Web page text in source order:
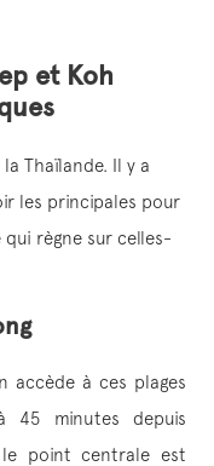
et Koh
Thaïlande. Il y a
les principales pour
règne sur celles-
accède à ces plages
minutes depuis
le point centrale est